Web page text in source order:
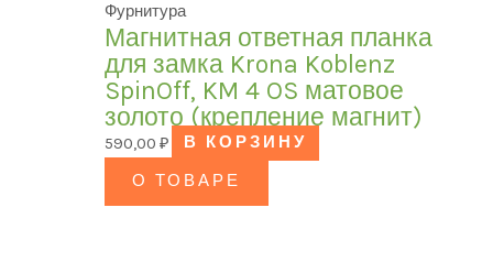
Фурнитура
Магнитная ответная планка
для замка Krona Koblenz
SpinOff, KM 4 OS матовое
золото (крепление магнит)
590,00₽
В КОРЗИНУ
О ТОВАРЕ